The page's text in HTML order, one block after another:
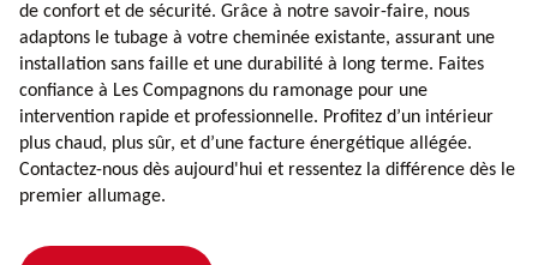
de confort et de sécurité. Grâce à notre savoir-faire, nous
adaptons le tubage à votre cheminée existante, assurant une
installation sans faille et une durabilité à long terme. Faites
confiance à Les Compagnons du ramonage pour une
intervention rapide et professionnelle. Profitez d’un intérieur
plus chaud, plus sûr, et d’une facture énergétique allégée.
Contactez-nous dès aujourd'hui et ressentez la différence dès le
premier allumage.